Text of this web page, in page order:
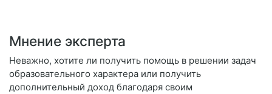
Мнение эксперта
Неважно, хотите ли получить помощь в решении задач
образовательного характера или получить
дополнительный доход благодаря своим